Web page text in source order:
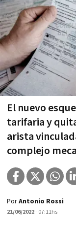
El nuevo
tarifaria y
arista
complejo
PorAntonio Rossi
21/06/2022- 07:11hs